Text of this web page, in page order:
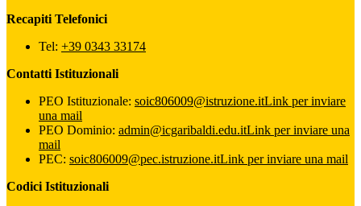
Recapiti Telefonici
Tel: +39 0343 33174
Contatti Istituzionali
PEO Istituzionale: soic806009@istruzione.itLink per inviare
una mail
PEO Dominio: admin@icgaribaldi.edu.itLink per inviare una
mail
PEC: soic806009@pec.istruzione.itLink per inviare una mail
Codici Istituzionali